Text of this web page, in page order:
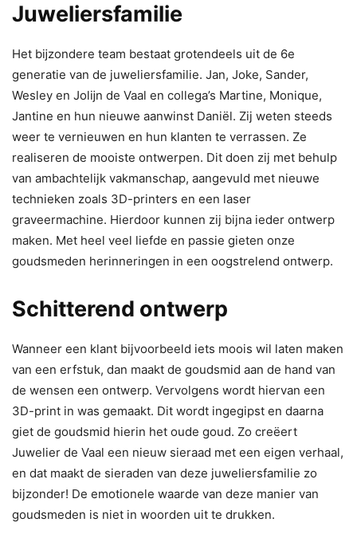
Juweliersfamilie
Het bĳzondere team bestaat grotendeels uit de 6e
generatie van de juweliersfamilie. Jan, Joke, Sander,
Wesley en Jolĳn de Vaal en collega’s Martine, Monique,
Jantine en hun nieuwe aanwinst Daniël. Zij weten steeds
weer te vernieuwen en hun klanten te verrassen. Ze
realiseren de mooiste ontwerpen. Dit doen zij met behulp
van ambachtelijk vakmanschap, aangevuld met nieuwe
technieken zoals 3D-printers en een laser
graveermachine. Hierdoor kunnen zij bijna ieder ontwerp
maken. Met heel veel liefde en passie gieten onze
goudsmeden herinneringen in een oogstrelend ontwerp.
Schitterend ontwerp
Wanneer een klant bijvoorbeeld iets moois wil laten maken
van een erfstuk, dan maakt de goudsmid aan de hand van
de wensen een ontwerp. Vervolgens wordt hiervan een
3D-print in was gemaakt. Dit wordt ingegipst en daarna
giet de goudsmid hierin het oude goud. Zo creëert
Juwelier de Vaal een nieuw sieraad met een eigen verhaal,
en dat maakt de sieraden van deze juweliersfamilie zo
bijzonder! De emotionele waarde van deze manier van
goudsmeden is niet in woorden uit te drukken.